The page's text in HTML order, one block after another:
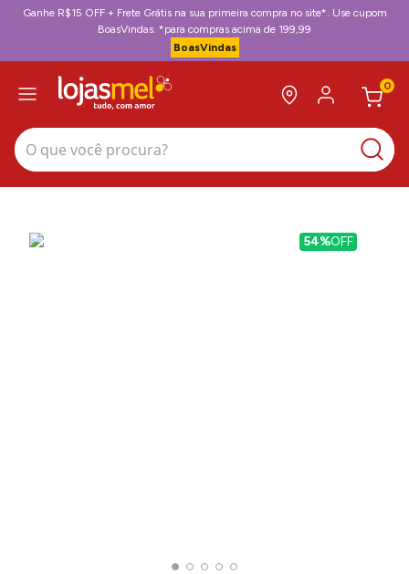
Ganhe R$15 OFF + Frete Grátis na sua primeira compra no site*. Use cupom
BoasVindas. *para compras acima de 199,99
BoasVindas
0
O que você procura?
54%OFF